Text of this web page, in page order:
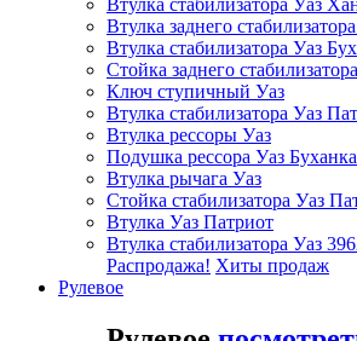
Втулка заднего
Втулка стабилизатора Уаз
Стойка заднего
Ключ ступичный Уаз
Втулка стабилизатора Уаз
Втулка рессоры Уаз
Подушка рессора Уаз Буханка
Втулка рычага Уаз
Стойка стабилизатора Уаз
Втулка Уаз Патриот
Втулка стабилизатора Уаз
Распродажа! Хиты продаж
Рулевое